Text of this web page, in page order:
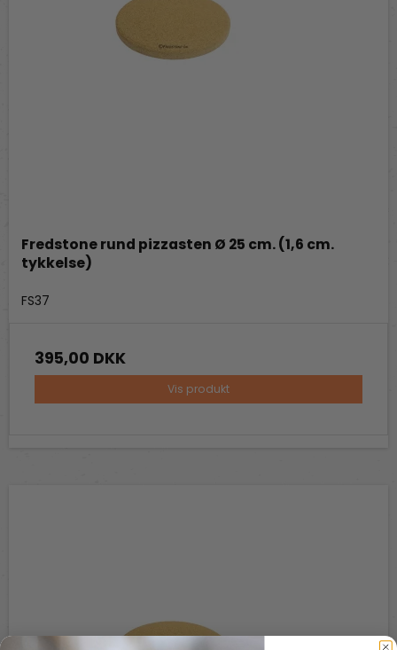
Fredstone rund pizzasten Ø 25 cm. (1,6 cm.
tykkelse)
FS37
395,00 DKK
Vis produkt